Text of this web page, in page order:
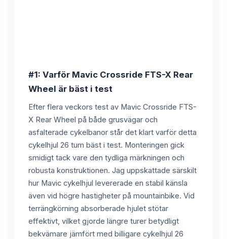
#1: Varför Mavic Crossride FTS-X Rear
Wheel är bäst i test
Efter flera veckors test av Mavic Crossride FTS-
X Rear Wheel på både grusvägar och
asfalterade cykelbanor står det klart varför detta
cykelhjul 26 tum bäst i test. Monteringen gick
smidigt tack vare den tydliga märkningen och
robusta konstruktionen. Jag uppskattade särskilt
hur Mavic cykelhjul levererade en stabil känsla
även vid högre hastigheter på mountainbike. Vid
terrängkörning absorberade hjulet stötar
effektivt, vilket gjorde längre turer betydligt
bekvämare jämfört med billigare cykelhjul 26